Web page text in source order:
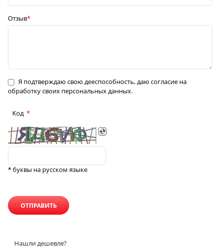
Отзыв
Я подтверждаю свою дееспособность, даю согласие на
обработку своих персональных данных.
Код
* буквы на русском языке
Нашли дешевле?